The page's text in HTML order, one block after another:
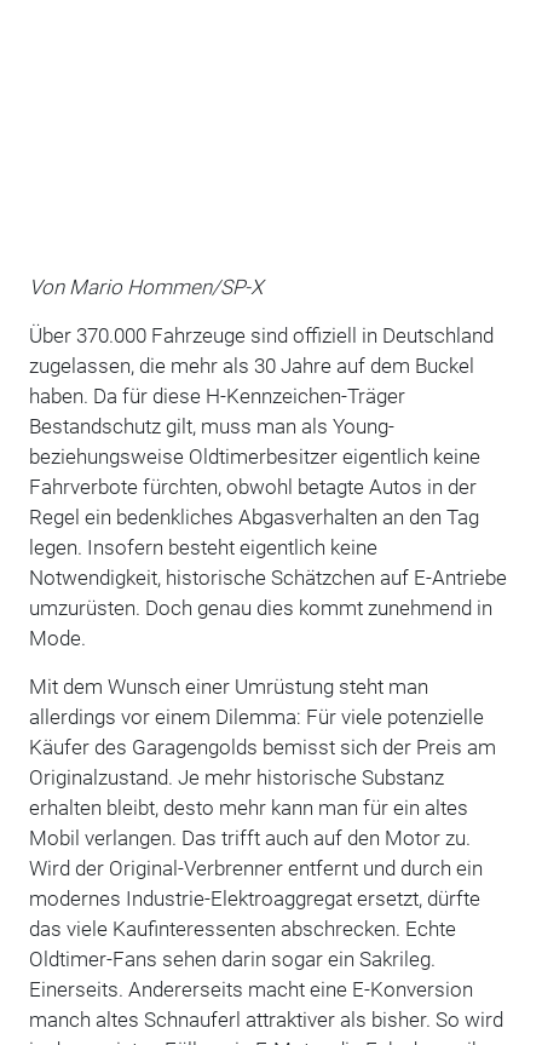
Von Mario Hommen/SP-X
Über 370.000 Fahrzeuge sind offiziell in Deutschland
zugelassen, die mehr als 30 Jahre auf dem Buckel
haben. Da für diese H-Kennzeichen-Träger
Bestandschutz gilt, muss man als Young-
beziehungsweise Oldtimerbesitzer eigentlich keine
Fahrverbote fürchten, obwohl betagte Autos in der
Regel ein bedenkliches Abgasverhalten an den Tag
legen. Insofern besteht eigentlich keine
Notwendigkeit, historische Schätzchen auf E-Antriebe
umzurüsten. Doch genau dies kommt zunehmend in
Mode.
Mit dem Wunsch einer Umrüstung steht man
allerdings vor einem Dilemma: Für viele potenzielle
Käufer des Garagengolds bemisst sich der Preis am
Originalzustand. Je mehr historische Substanz
erhalten bleibt, desto mehr kann man für ein altes
Mobil verlangen. Das trifft auch auf den Motor zu.
Wird der Original-Verbrenner entfernt und durch ein
modernes Industrie-Elektroaggregat ersetzt, dürfte
das viele Kaufinteressenten abschrecken. Echte
Oldtimer-Fans sehen darin sogar ein Sakrileg.
Einerseits. Andererseits macht eine E-Konversion
manch altes Schnauferl attraktiver als bisher. So wird